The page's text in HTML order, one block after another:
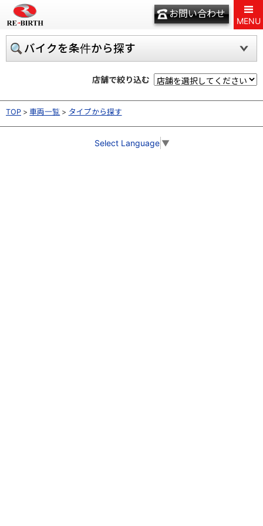
お問い合わせ
MENU
バイクを条件から探す
店舗で絞り込む
TOP 車両一覧 タイプから探す
Select Language ▼